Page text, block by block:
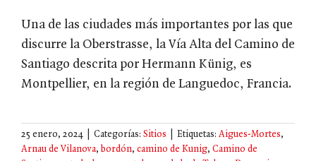
Una de las ciudades más importantes por las que
discurre la Oberstrasse, la Vía Alta del Camino de
Santiago descrita por Hermann Künig, es
Montpellier, en la región de Languedoc, Francia.
25 enero, 2024 Categorías: Sitios Etiquetas: Aigues-Mortes,
Arnau de Vilanova, bordón, camino de Kunig, Camino de